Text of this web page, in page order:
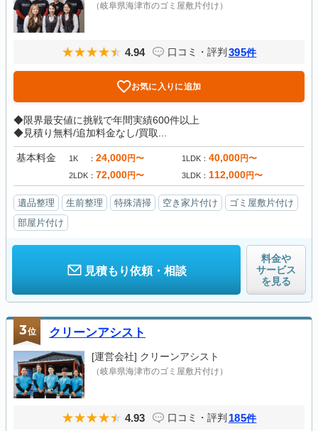
（岐阜県海津市のゴミ屋敷片付け）
4.94 口コミ・評判 395件
お気に入りに追加
◆限界最安値に挑戦で年間実績600件以上
◆見積り無料/追加料金なし/買取...
基本料金 1K 24,000円〜 1LDK 40,000円〜
2LDK 72,000円〜 3LDK 112,000円〜
遺品整理 生前整理 特殊清掃 空き家片付け
ゴミ屋敷片付け
部屋片付け
見積もり依頼・相談
料金や
サービス
を見る
3位 クリーンアシスト
[運営会社] クリーンアシスト
（岐阜県海津市のゴミ屋敷片付け）
4.93 口コミ・評判 185件